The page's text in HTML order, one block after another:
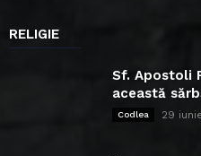
RELIGIE
Sf. Apostoli
această
Codlea 29